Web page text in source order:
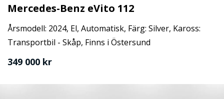
Mercedes-Benz eVito 112
Årsmodell: 2024, El, Automatisk, Färg: Silver, Kaross:
Transportbil - Skåp, Finns i Östersund
349 000 kr